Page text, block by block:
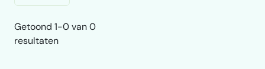
Getoond 1-0 van 0
resultaten